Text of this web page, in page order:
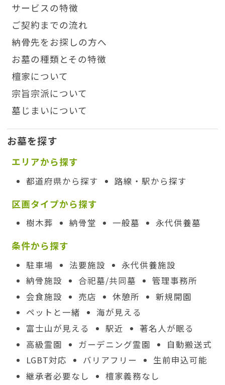
サービスの特徴
ご契約までの流れ
納骨先をお探しの方へ
お墓の種類とその特徴
檀家について
宗旨宗派について
墓じまいについて
お墓を探す
エリアから探す
都道府県から探す 路線・駅から探す
区画タイプから探す
樹木葬 納骨堂 一般墓 永代供養墓
条件から探す
駐車場 法要施設
永代供養施設
納骨施設
合祀墓/共同墓
管理事務所
会食施設
売店 休憩所
新規開園
ペットと一緒
海が見える
富士山が見える
駅近
著名人が眠る
高級霊園
ガーデニング霊園
自動搬送式
LGBT対応
バリアフリー
生前申込可能
継承者必要なし
檀家義務なし